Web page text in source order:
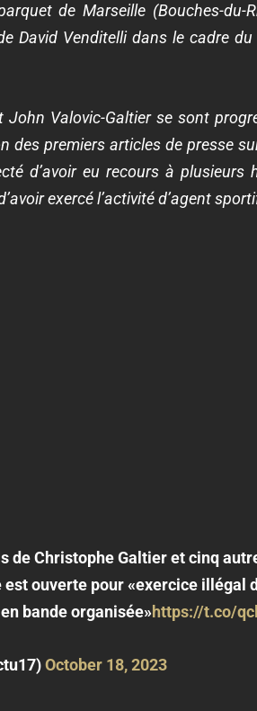
de Marseille (Bouches-
David Venditelli dans le cadre
John Valovic-Galtier se sont
des premiers articles de presse
d’avoir eu recours à
exercé l’activité d’agent
de Christophe Galtier et cinq
ouverte pour «exercice illégal
bande organisée»https://t.co/
October 18, 2023